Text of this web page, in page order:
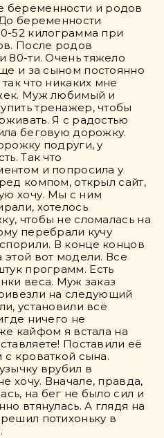
беременности и родов
беременности
52 килограмма при
После родов
80-ти. Очень тяжело
и за сыном постоянно
что никаких мне
Муж любимый и
тренажер, чтобы
Я с радостью
беговую дорожку.
подруги, у
Так что
и попросила у
компом, открыл сайт,
хочу. Мы с ним
хотелось
чтобы не сломалась на
перебрали кучу
В конце концов
вот модели. Все
программ. Есть
веса. Муж заказ
на следующий
установили всё
ничего не
кайфом я встала на
Поставили её
кроваткой сына.
врубил в
хочу. Вначале, правда,
на бег не было сил и
втянулась. А глядя на
потихоньку в